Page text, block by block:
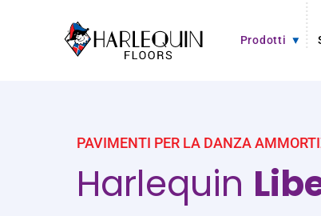
Prodotti
PAVIMENTI PER LA DANZA
Harlequin